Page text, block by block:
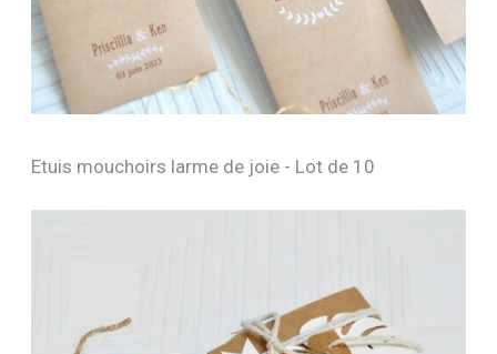
Etuis mouchoirs larme de joie - Lot de 10